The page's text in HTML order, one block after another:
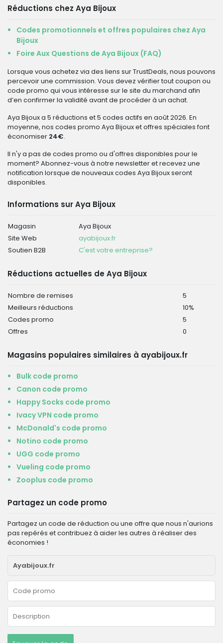
Réductions chez Aya Bijoux
Codes promotionnels et offres populaires chez Aya
Bijoux
Foire Aux Questions de Aya Bijoux (FAQ)
Lorsque vous achetez via des liens sur TrustDeals, nous pouvons
percevoir une commission. Vous devez vérifier tout coupon ou
code promo qui vous intéresse sur le site du marchand afin
d’en confirmer la validité avant de procéder à un achat.
Aya Bijoux a 5 réductions et 5 codes actifs en août 2026. En
moyenne, nos codes promo Aya Bijoux et offres spéciales font
économiser 24€.
Il n'y a pas de codes promo ou d'offres disponibles pour le
moment? Abonnez-vous à notre newsletter et recevez une
notification lorsque de nouveaux codes Aya Bijoux seront
disponibles.
Informations sur Aya Bijoux
Magasin
Aya Bijoux
Site Web
ayabijoux.fr
Soutien B2B
C'est votre entreprise?
Réductions actuelles de Aya Bijoux
Nombre de remises
5
Meilleurs réductions
10%
Codes promo
5
Offres
0
Magasins populaires similaires à ayabijoux.fr
Bulk code promo
Canon code promo
Happy Socks code promo
Ivacy VPN code promo
McDonald's code promo
Notino code promo
UGG code promo
Vueling code promo
Zooplus code promo
Partagez un code promo
Partagez un code de réduction ou une offre que nous n'aurions
pas repérés et contribuez à aider les autres à réaliser des
économies !